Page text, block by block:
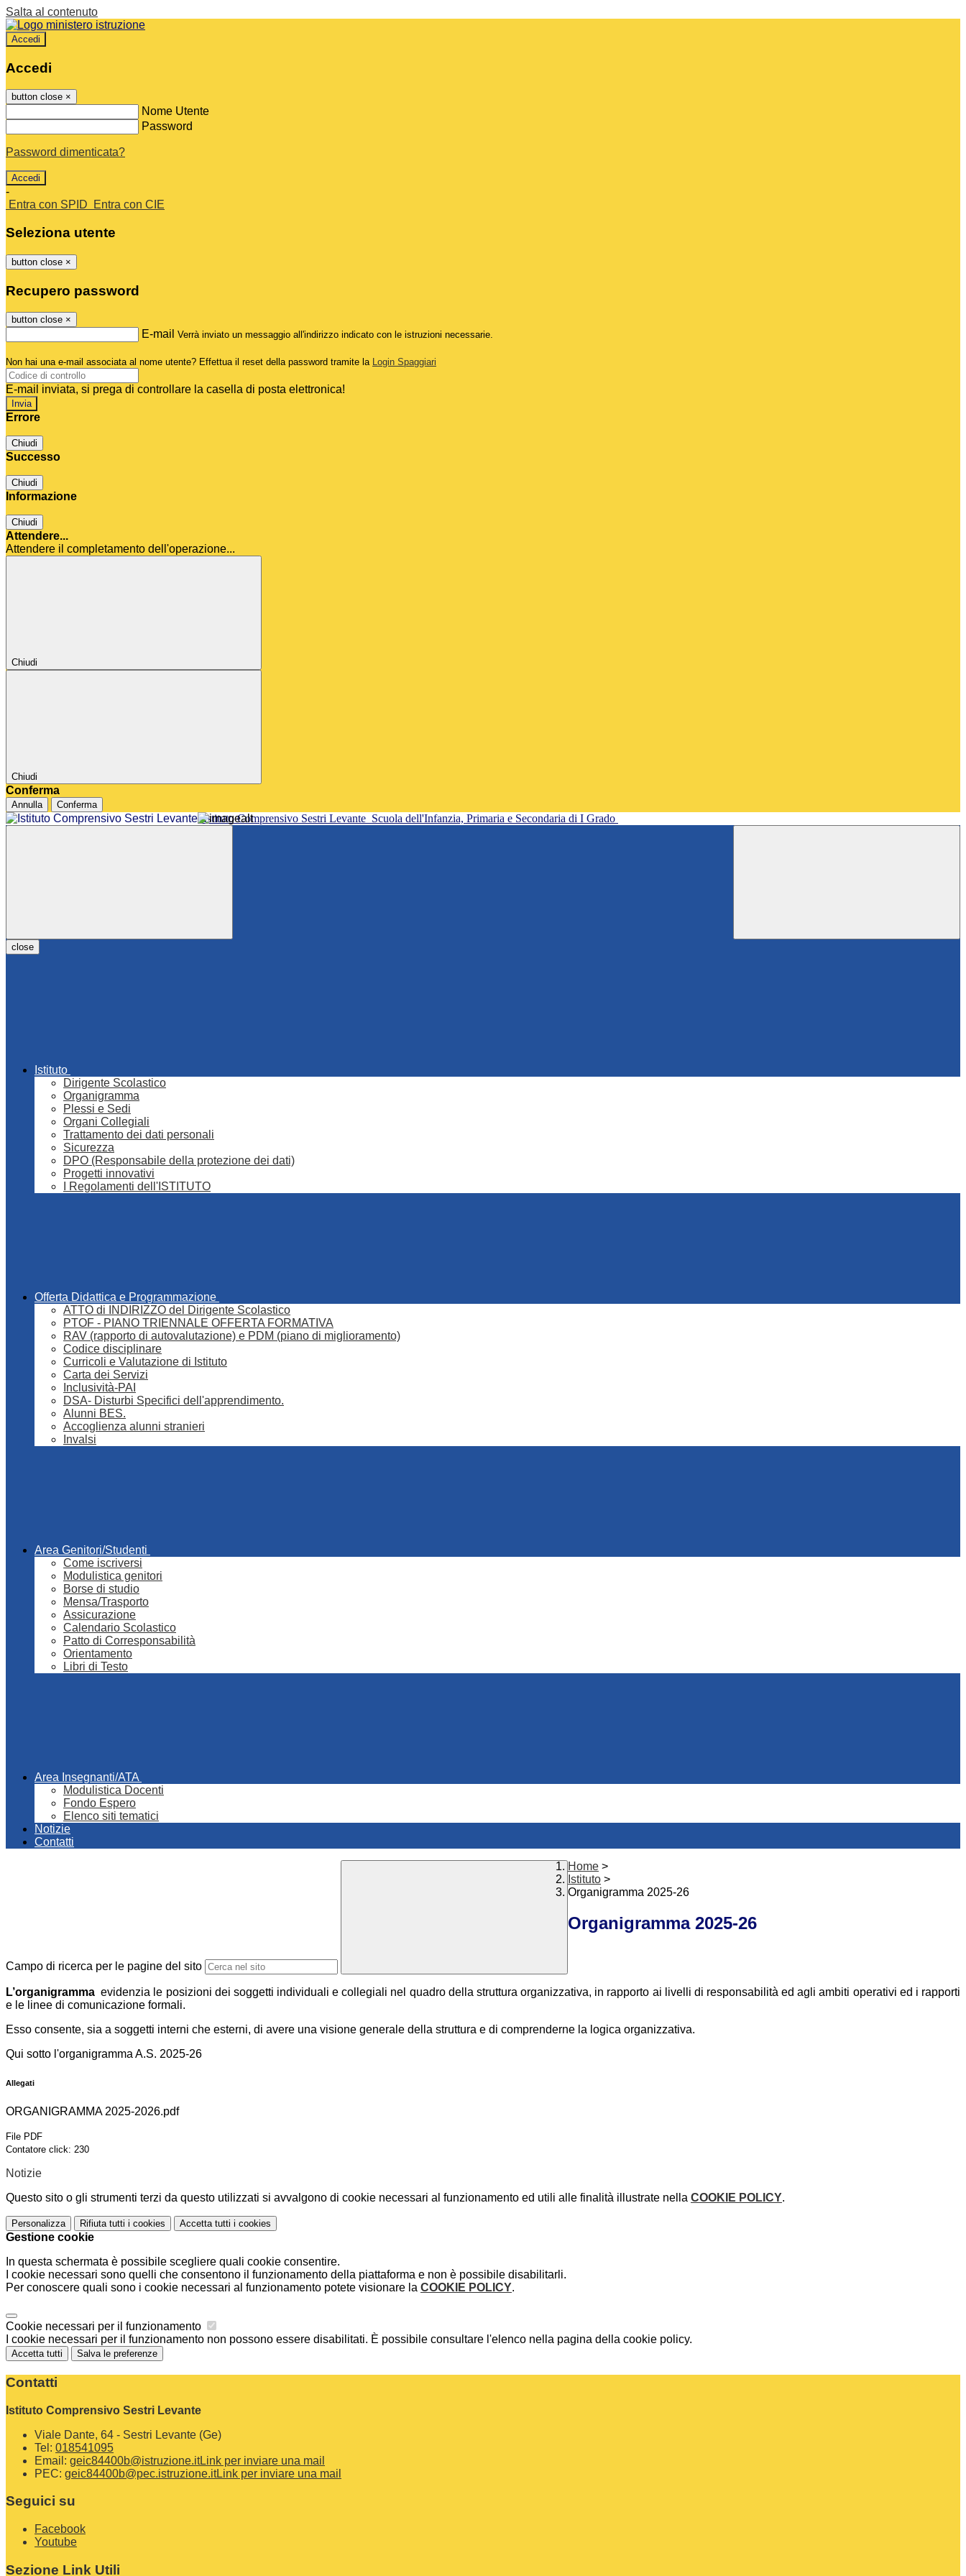
Salta al contenuto
Accedi
Accedi
button close ×
Nome Utente
Password
Password dimenticata?
-
Entra con SPID
Entra con CIE
Seleziona utente
button close ×
Recupero password
button close ×
E-mail Verrà inviato un messaggio all'indirizzo indicato con le istruzioni necessarie.
Non hai una e-mail associata al nome utente? Effettua il reset della password tramite la Login Spaggiari
E-mail inviata, si prega di controllare la casella di posta elettronica!
Errore
Chiudi
Successo
Chiudi
Informazione
Chiudi
Attendere...
Attendere il completamento dell'operazione...
Chiudi
Chiudi
Conferma
Annulla Conferma
Istituto Comprensivo Sestri Levante Scuola dell'Infanzia, Primaria e Secondaria di I Grado
close
Istituto
Dirigente Scolastico
Organigramma
Plessi e Sedi
Organi Collegiali
Trattamento dei dati personali
Sicurezza
DPO (Responsabile della protezione dei dati)
Progetti innovativi
I Regolamenti dell'ISTITUTO
Offerta Didattica e Programmazione
ATTO di INDIRIZZO del Dirigente Scolastico
PTOF - PIANO TRIENNALE OFFERTA FORMATIVA
RAV (rapporto di autovalutazione) e PDM (piano di miglioramento)
Codice disciplinare
Curricoli e Valutazione di Istituto
Carta dei Servizi
Inclusività-PAI
DSA- Disturbi Specifici dell'apprendimento.
Alunni BES.
Accoglienza alunni stranieri
Invalsi
Area Genitori/Studenti
Come iscriversi
Modulistica genitori
Borse di studio
Mensa/Trasporto
Assicurazione
Calendario Scolastico
Patto di Corresponsabilità
Orientamento
Libri di Testo
Area Insegnanti/ATA
Modulistica Docenti
Fondo Espero
Elenco siti tematici
Notizie
Contatti
Campo di ricerca per le pagine del sito
Home >
Istituto >
Organigramma 2025-26
Organigramma 2025-26
L’organigramma evidenzia le posizioni dei soggetti individuali e collegiali nel quadro della struttura organizzativa, in rapporto ai livelli di responsabilità ed agli ambiti operativi ed i rapporti
e le linee di comunicazione formali.
Esso consente, sia a soggetti interni che esterni, di avere una visione generale della struttura e di comprenderne la logica organizzativa.
Qui sotto l'organigramma A.S. 2025-26
Allegati
ORGANIGRAMMA 2025-2026.pdf
File PDF
Contatore click: 230
Notizie
Questo sito o gli strumenti terzi da questo utilizzati si avvalgono di cookie necessari al funzionamento ed utili alle finalità illustrate nella COOKIE POLICY.
Personalizza Rifiuta tutti i cookies Accetta tutti i cookies
Gestione cookie
In questa schermata è possibile scegliere quali cookie consentire.
I cookie necessari sono quelli che consentono il funzionamento della piattaforma e non è possibile disabilitarli.
Per conoscere quali sono i cookie necessari al funzionamento potete visionare la COOKIE POLICY.
Cookie necessari per il funzionamento
I cookie necessari per il funzionamento non possono essere disabilitati. È possibile consultare l'elenco nella pagina della cookie policy.
Accetta tutti Salva le preferenze
Contatti
Istituto Comprensivo Sestri Levante
Viale Dante, 64 - Sestri Levante (Ge)
Tel: 018541095
Email: geic84400b@istruzione.itLink per inviare una mail
PEC: geic84400b@pec.istruzione.itLink per inviare una mail
Seguici su
Facebook
Youtube
Sezione Link Utili